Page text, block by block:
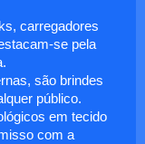
carregadores
se pela
são brindes
público.
em tecido
com a